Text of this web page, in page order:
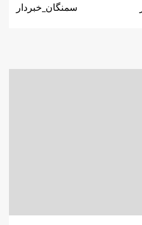
سمنگان_خبردار